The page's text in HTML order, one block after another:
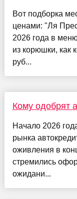
Вот подборка
ценами: "Ля
2026 года в
из корюшки, как
руб...
Кому одобрят
Начало 2026
рынка
оживления в
стремились
ожидани...